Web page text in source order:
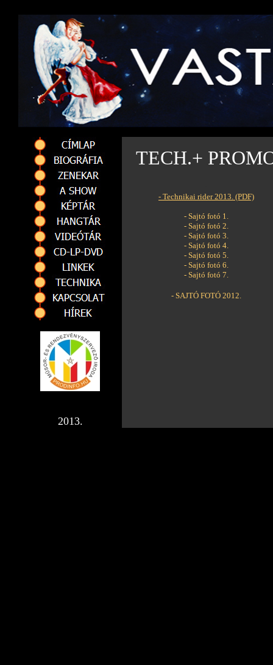
2013.
TECH.+
- Technikai rider 2013. (PDF)
- Sajtó fotó 1.
- Sajtó fotó 2.
- Sajtó fotó 3.
- Sajtó fotó 4.
- Sajtó fotó 5.
- Sajtó fotó 6.
- Sajtó fotó 7.
- SAJTÓ FOTÓ 2012.